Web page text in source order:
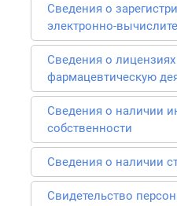
Сведения о
электронно-
Сведения о
фармацевтическую
Сведения о наличии
собственности
Сведения о наличии
Свидетельство